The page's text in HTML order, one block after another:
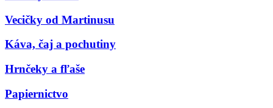
Vecičky od Martinusu
Káva, čaj a pochutiny
Hrnčeky a fľaše
Papiernictvo